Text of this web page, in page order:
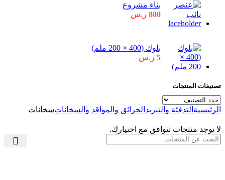
بناء مشروع
800 ر.س
بلوك (400 × 200 ملم)
5 ر.س
تصنيفات المنتجات
الرئيسية التدفئة والتبريد الحرائق والمواقد والسخاناتسخانات
لا توجد منتجات تتوافق مع اختيارك.